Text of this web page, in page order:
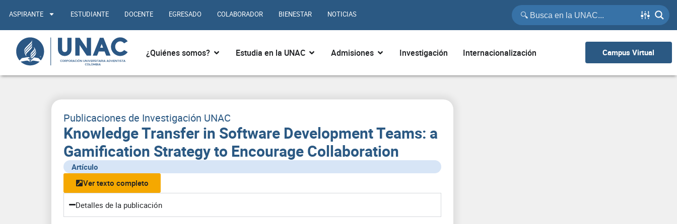
contenido
ASPIRANTE ESTUDIANTE DOCENTE EGRESADO COLABORADOR BIENESTAR NOTICIAS
¿Quiénes somos? Abrir ¿Quiénes somos?
Estudia en la UNAC Abrir Estudia en la UNAC
Admisiones Abrir Admisiones
Investigación Internacionalización Campus Virtual
Publicaciones de Investigación UNAC
Knowledge Transfer in Software Development Teams: a
Gamification Strategy to Encourage Collaboration
Artículo
Ver texto completo
Detalles de la publicación